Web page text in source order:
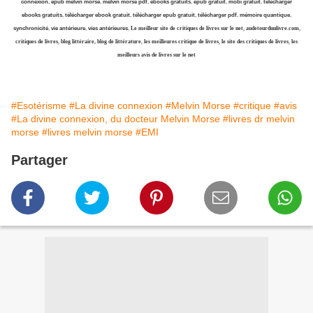
connexion, epub melvin morse, melvin morse pdf, ebooks gratuits, epub gratuit, mobi gratuit, télécharger
ebooks gratuits, télécharger ebook gratuit, télécharger epub gratuit, télécharger pdf, mémoire quantique,
synchronicité, vie antérieure, vies antérieures, Le meilleur site de critiques de livres sur le net, audetourdunlivre.com,
critiques de livres, blog littéraire, blog de littérature, les meilleures critique de livres, le site des critiques de livres, les
meilleurs avis de livres sur le net
#Esotérisme #La divine connexion #Melvin Morse #critique #avis
#La divine connexion, du docteur Melvin Morse #livres dr melvin
morse #livres melvin morse #EMI
Partager